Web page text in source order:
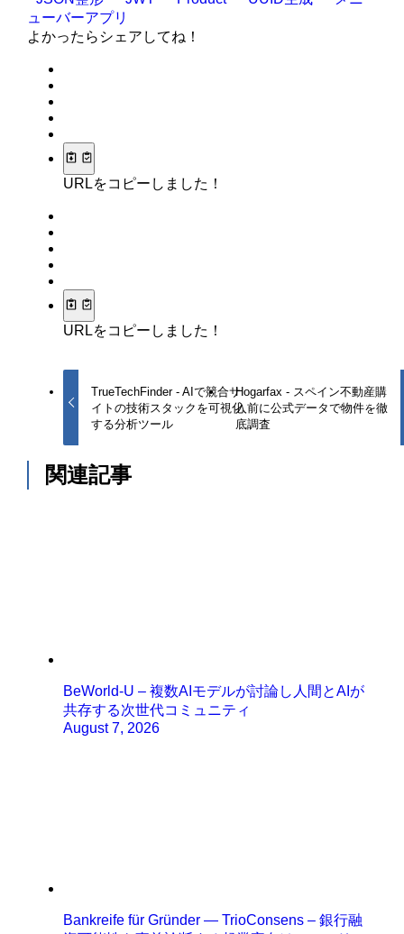
ューバーアプリ
よかったらシェアしてね！
URLをコピーしました！
URLをコピーしました！
TrueTechFinder - AIで競合サ
イトの技術スタックを可視化
する分析ツール
Hogarfax - スペイン不動産購
入前に公式データで物件を徹
底調査
関連記事
BeWorld-U – 複数AIモデルが討論し人間とAIが
共存する次世代コミュニティ
August 7, 2026
Bankreife für Gründer — TrioConsens – 銀行融